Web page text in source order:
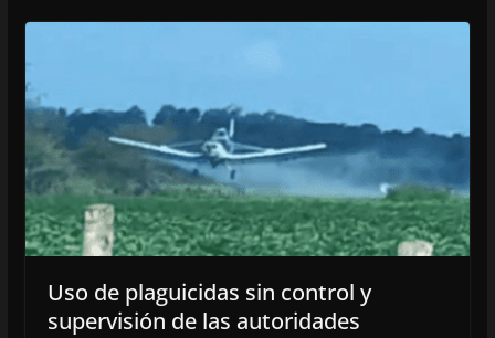
Uso de plaguicidas sin control y
supervisión de las autoridades